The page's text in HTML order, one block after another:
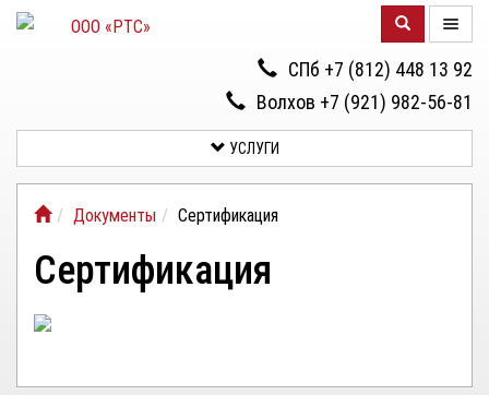
СПб +7 (812) 448 13 92
Волхов +7 (921) 982-56-81
ДОКУМЕНТЫ
О
КОМПАНИИ
УСЛУГИ
Документы Сертификация
Сертификация